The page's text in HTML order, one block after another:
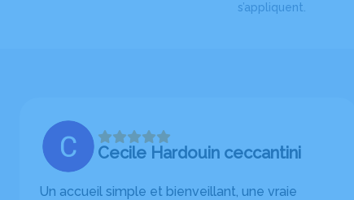
s’appliquent.
Cecile Hardouin ceccantini
Un accueil simple et bienveillant, une vraie